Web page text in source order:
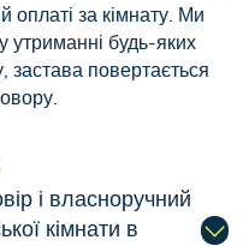
оплаті за кімнату. Ми
утриманні будь-яких
повертається
і власноручний
кімнати в